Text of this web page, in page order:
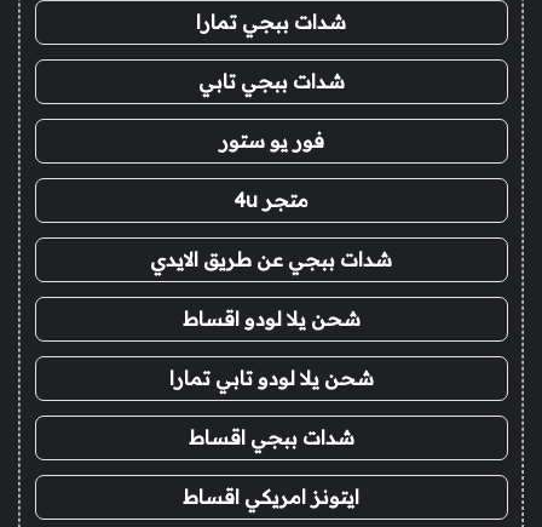
شدات ببجي تمارا
شدات ببجي تابي
فور يو ستور
متجر 4u
شدات ببجي عن طريق الايدي
شحن يلا لودو اقساط
شحن يلا لودو تابي تمارا
شدات ببجي اقساط
ايتونز امريكي اقساط